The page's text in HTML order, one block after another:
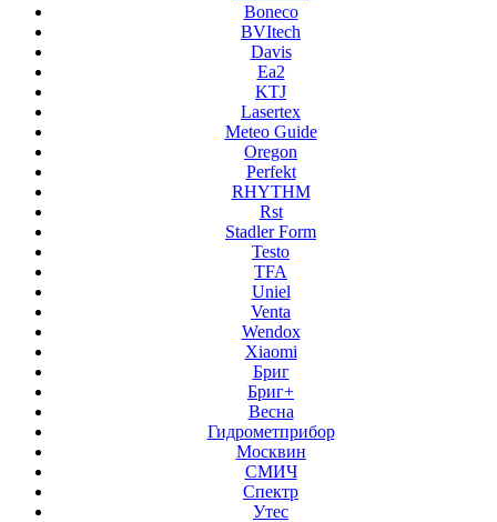
Boneco
BVItech
Davis
Ea2
KTJ
Lasertex
Meteo Guide
Oregon
Perfekt
RHYTHM
Rst
Stadler Form
Testo
TFA
Uniel
Venta
Wendox
Xiaomi
Бриг
Бриг+
Весна
Гидрометприбор
Москвин
СМИЧ
Спектр
Утес